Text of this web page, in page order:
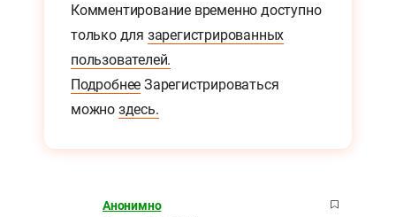
Комментирование временно доступно
только для зарегистрированных
пользователей.
Подробнее Зарегистрироваться
можно здесь.
Анонимно